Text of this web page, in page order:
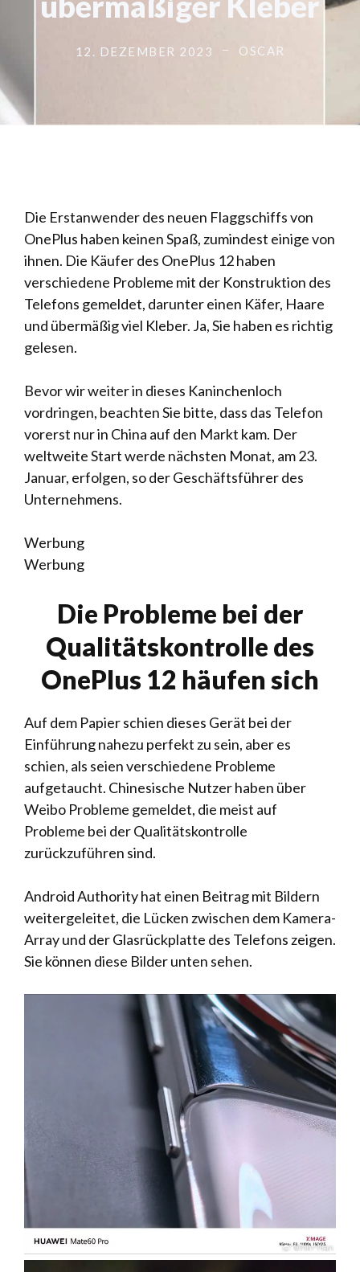
12. DEZEMBER 2023 OSCAR
Die Erstanwender des neuen Flaggschiffs von
OnePlus haben keinen Spaß, zumindest einige von
ihnen. Die Käufer des OnePlus 12 haben
verschiedene Probleme mit der Konstruktion des
Telefons gemeldet, darunter einen Käfer, Haare
und übermäßig viel Kleber. Ja, Sie haben es richtig
gelesen.
Bevor wir weiter in dieses Kaninchenloch
vordringen, beachten Sie bitte, dass das Telefon
vorerst nur in China auf den Markt kam. Der
weltweite Start werde nächsten Monat, am 23.
Januar, erfolgen, so der Geschäftsführer des
Unternehmens.
Werbung
Werbung
Die Probleme bei der
Qualitätskontrolle des
OnePlus 12 häufen sich
Auf dem Papier schien dieses Gerät bei der
Einführung nahezu perfekt zu sein, aber es
schien, als seien verschiedene Probleme
aufgetaucht. Chinesische Nutzer haben über
Weibo Probleme gemeldet, die meist auf
Probleme bei der Qualitätskontrolle
zurückzuführen sind.
Android Authority hat einen Beitrag mit Bildern
weitergeleitet, die Lücken zwischen dem Kamera-
Array und der Glasrückplatte des Telefons zeigen.
Sie können diese Bilder unten sehen.